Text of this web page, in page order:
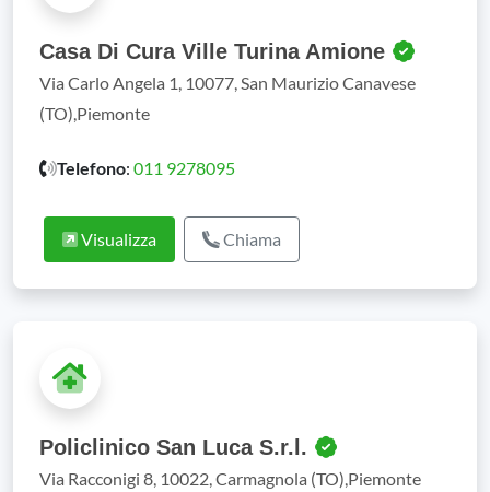
Casa Di Cura Ville Turina Amione
Via Carlo Angela 1, 10077, San Maurizio Canavese
(TO),Piemonte
Telefono: 011 9278095
Visualizza Chiama
Policlinico San Luca S.r.l.
Via Racconigi 8, 10022, Carmagnola (TO),Piemonte